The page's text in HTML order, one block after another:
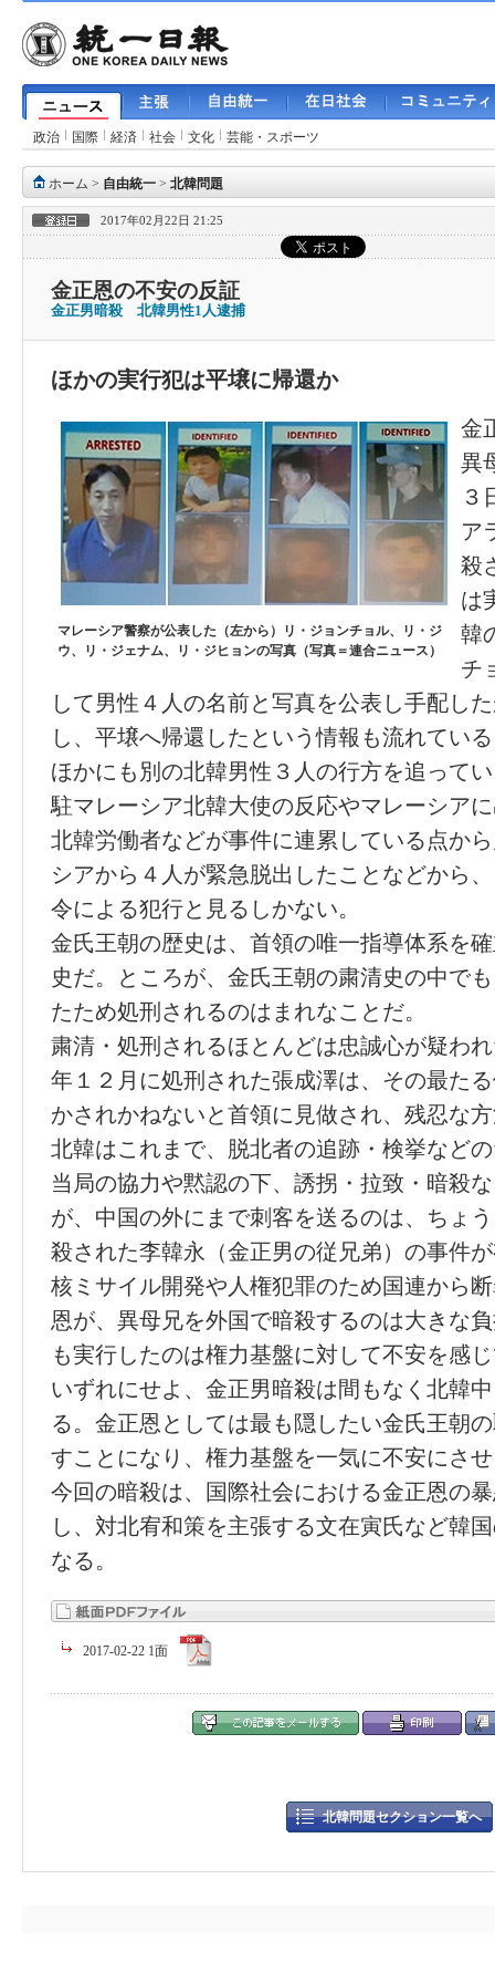
政治 国際 経済 社会 文化 芸能・スポーツ
ホーム > 自由統一 > 北韓問題
2017年02月22日 21:25
金正恩の不安の反証
金正男暗殺 北韓男性1人逮捕
ほかの実行犯は平壌に帰還か
マレーシア警察が公表した（左から）リ・ジョンチョル、リ・ジ
ウ、リ・ジェナム、リ・ジヒョンの写真（写真＝連合ニュース）
金
異
３
ア
殺
は
韓
チ
して男性４人の名前と写真を公表し手配し
し、平壌へ帰還したという情報も流れてい
ほかにも別の北韓男性３人の行方を追って
駐マレーシア北韓大使の反応やマレーシア
北韓労働者などが事件に連累している点か
シアから４人が緊急脱出したことなどから
令による犯行と見るしかない。
金氏王朝の歴史は、首領の唯一指導体系を
史だ。ところが、金氏王朝の粛清史の中で
たため処刑されるのはまれなことだ。
粛清・処刑されるほとんどは忠誠心が疑わ
年１２月に処刑された張成澤は、その最た
かされかねないと首領に見做され、残忍な
北韓はこれまで、脱北者の追跡・検挙など
当局の協力や黙認の下、誘拐・拉致・暗殺
が、中国の外にまで刺客を送るのは、ちょ
殺された李韓永（金正男の従兄弟）の事件
核ミサイル開発や人権犯罪のため国連から
恩が、異母兄を外国で暗殺するのは大きな
も実行したのは権力基盤に対して不安を感
いずれにせよ、金正男暗殺は間もなく北韓
る。金正恩としては最も隠したい金氏王朝
すことになり、権力基盤を一気に不安にさ
今回の暗殺は、国際社会における金正恩の
し、対北宥和策を主張する文在寅氏など韓
なる。
2017-02-22 1面
北韓問題セクション一覧へ